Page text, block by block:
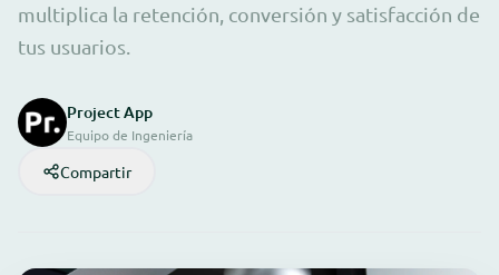
multiplica la retención, conversión y satisfacción de
tus usuarios.
Project App
Equipo de Ingeniería
Compartir